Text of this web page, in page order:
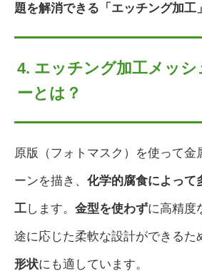
題を解消できる「エッチング加工」
4. エッチング加工メッシ
ーとは？
原版（フォトマスク）を使って金
ーンを描き、 化学的腐食によって
工します。 金型を使わずに高精度
途に応じた柔軟な設計ができるた
形状にも適しています。